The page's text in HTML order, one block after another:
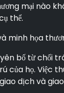
mại nào
thể.
họa
bố từ chối
của họ. Việc
dịch và